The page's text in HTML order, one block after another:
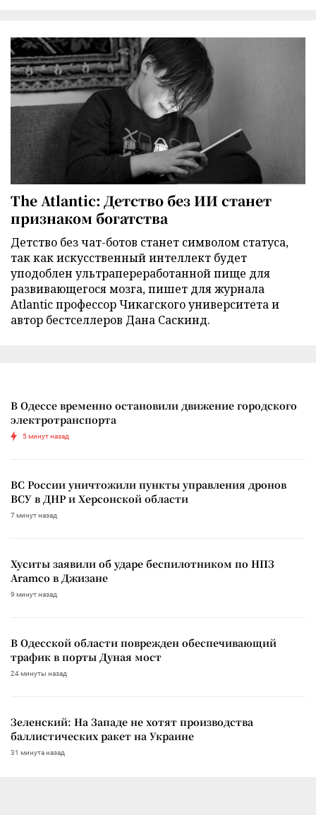
The Atlantic: Детство без ИИ станет
признаком богатства
Детство без чат-ботов станет символом статуса,
так как искусственный интеллект будет
уподоблен ультрапереработанной пище для
развивающегося мозга, пишет для журнала
Atlantic профессор Чикагского университета и
автор бестселлеров Дана Саскинд.
В Одессе временно остановили движение городского
электротранспорта
5 минут назад
ВС России уничтожили пункты управления дронов
ВСУ в ДНР и Херсонской области
7 минут назад
Хуситы заявили об ударе беспилотником по НПЗ
Aramco в Джизане
9 минут назад
В Одесской области поврежден обеспечивающий
трафик в порты Дуная мост
24 минуты назад
Зеленский: На Западе не хотят производства
баллистических ракет на Украине
31 минута назад